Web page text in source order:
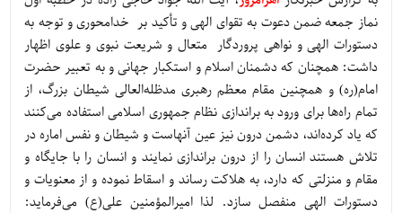
نماز جمعه ضمن دعوت به تقوای الهی و تأکید بر خدامحوری و توجه به
دستورات الهی و نواهی پروردگار متعال و شریعت نبوی و علوی اظهار
داشت: همچنان که دشمنان اسلام و استکبار جهانی و به تعبیر حضرت
امام(ره) و همچنین مقام معظم رهبری مدظله‌العالی شیطان بزرگ، از
تمام راه‌ها برای ورود به براندازی نظام جمهوری اسلامی استفاده می‌کنند
که یاد کرده‌اند، دشمن درون نیز عین آنهاست و شیطان و نفس اماره در
تلاش هستند انسان را از درون براندازی نمایند و انسان را با جایگاه و
مقام و منزلتی که دارد، به هلاکت رساند و اسقاط نموده و از معنویات و
دستورات الهی منفصل سازد. لذا امیرالمؤمنین علی(ع) می‌فرماید: